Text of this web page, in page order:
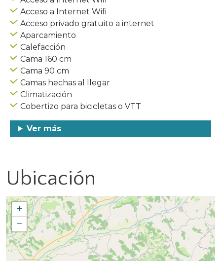
Acceso a Internet Wifi
Acceso privado gratuito a internet
Aparcamiento
Calefacción
Cama 160 cm
Cama 90 cm
Camas hechas al llegar
Climatización
Cobertizo para bicicletas o VTT
Ver más
Ubicación
+
−